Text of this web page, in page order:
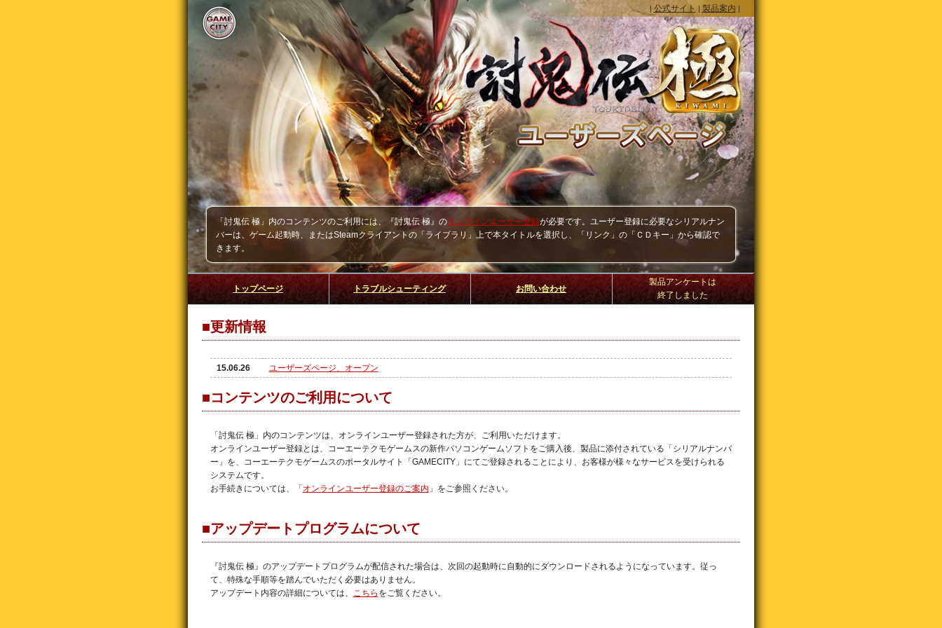
| 公式サイト | 製品案内 |
「討鬼伝 極」内のコンテンツのご利用には、『討鬼伝 極』のオンラインユーザー登録が必要です。ユーザー登録に必要なシリアルナン
バーは、ゲーム起動時、またはSteamクライアントの「ライブラリ」上で本タイトルを選択し、「リンク」の「ＣＤキー」から確認で
きます。
トップページ トラブルシューティング お問い合わせ
製品アンケートは
終了しました
■更新情報
15.06.26 ユーザーズページ、オープン
■コンテンツのご利用について
「討鬼伝 極」内のコンテンツは、オンラインユーザー登録された方が、ご利用いただけます。
オンラインユーザー登録とは、コーエーテクモゲームスの新作パソコンゲームソフトをご購入後、製品に添付されている「シリアルナンバ
ー」を、コーエーテクモゲームスのポータルサイト「GAMECITY」にてご登録されることにより、お客様が様々なサービスを受けられる
システムです。
お手続きについては、「 オンラインユーザー登録のご案内 」をご参照ください。
■アップデートプログラムについて
『討鬼伝 極』のアップデートプログラムが配信された場合は、次回の起動時に自動的にダウンロードされるようになっています。従っ
て、特殊な手順等を踏んでいただく必要はありません。
アップデート内容の詳細については、
こちら をご覧ください。